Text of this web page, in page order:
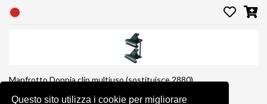
Questo sito utilizza i cookie per migliorare
Manfrotto Doppia clip multiuso (sostituisce 2880)